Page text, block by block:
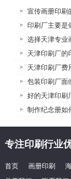
宣传画册印刷
印刷厂主要是
选择天津专业
天津印刷厂的
天津印刷厂费
包装印刷厂面
好的天津印刷
制作纪念册如
专注印刷行业
首页 画册印刷